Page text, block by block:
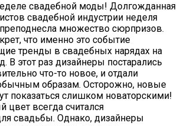
свадебной моды! Долгожданная
свадебной индустрии неделя
множество сюрпризов.
что именно это событие
тренды в свадебных нарядах на
В этот раз дизайнеры постарались
что-то новое, и отдали
образам. Осторожно, новые
показаться слишком новаторскими!
цвет всегда считался
свадьбы. Однако, дизайнеры